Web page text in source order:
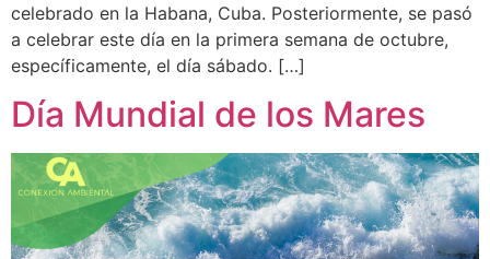
celebrado en la Habana, Cuba. Posteriormente, se pasó
a celebrar este día en la primera semana de octubre,
específicamente, el día sábado. […]
Día Mundial de los Mares